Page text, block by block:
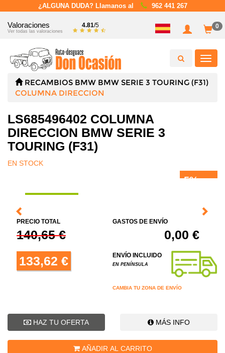
¿ALGUNA DUDA? Llamanos al 962 441 267
Valoraciones
Ver todas las valoraciones
4.81/5 0
RECAMBIOS BMW BMW SERIE 3 TOURING (F31)
COLUMNA DIRECCION
LS685496402 COLUMNA
DIRECCION BMW SERIE 3
TOURING (F31)
EN STOCK
5%
PRECIO TOTAL
140,65 €
133,62 €
GASTOS DE ENVÍO
0,00 €
ENVÍO INCLUIDO
EN PENÍNSULA
CAMBIA TU ZONA DE ENVÍO
HAZ TU OFERTA MÁS INFO
AÑADIR AL CARRITO